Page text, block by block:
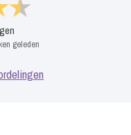
geleden